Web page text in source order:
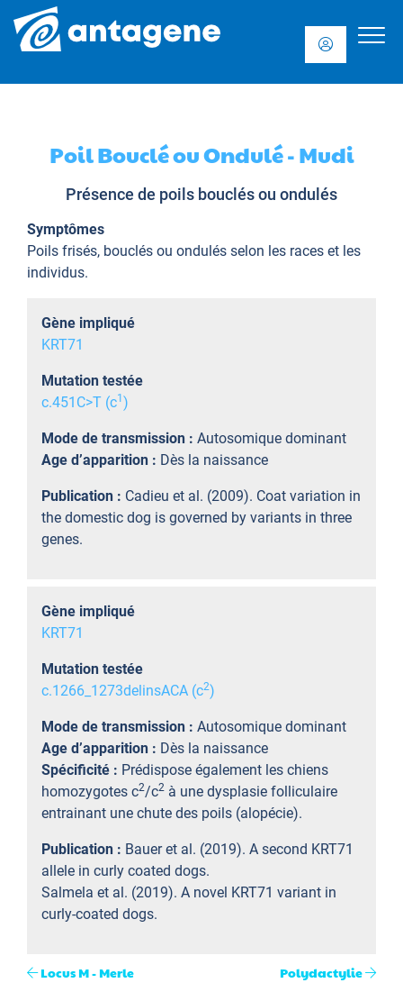
Poil Bouclé ou Ondulé - Mudi
Présence de poils bouclés ou ondulés
Symptômes
Poils frisés, bouclés ou ondulés selon les races et les
individus.
Gène impliqué
KRT71
Mutation testée
c.451C>T (c1 )
Mode de transmission : Autosomique dominant
Age d’apparition : Dès la naissance
Publication : Cadieu et al. (2009). Coat variation in
the domestic dog is governed by variants in three
genes.
Gène impliqué
KRT71
Mutation testée
c.1266_1273delinsACA (c2)
Mode de transmission : Autosomique dominant
Age d’apparition : Dès la naissance
Spécificité : Prédispose également les chiens
homozygotes c2/c2 à une dysplasie folliculaire
entrainant une chute des poils (alopécie).
Publication : Bauer et al. (2019). A second KRT71
allele in curly coated dogs.
Salmela et al. (2019). A novel KRT71 variant in
curly-coated dogs.
Locus M - Merle Polydactylie